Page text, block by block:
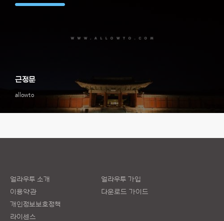
allowto
근정문
얼라우투 소개
이용약관
개인정보보호정책
라이센스
얼라우투 가입
다운로드 가이드